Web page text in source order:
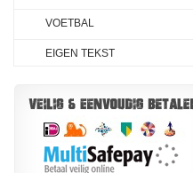
VOETBAL
EIGEN TEKST